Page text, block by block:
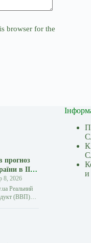
browser for the
прогноз
в III
IV
8, 2026
Реальний
(ВВП)
4,2%…
и